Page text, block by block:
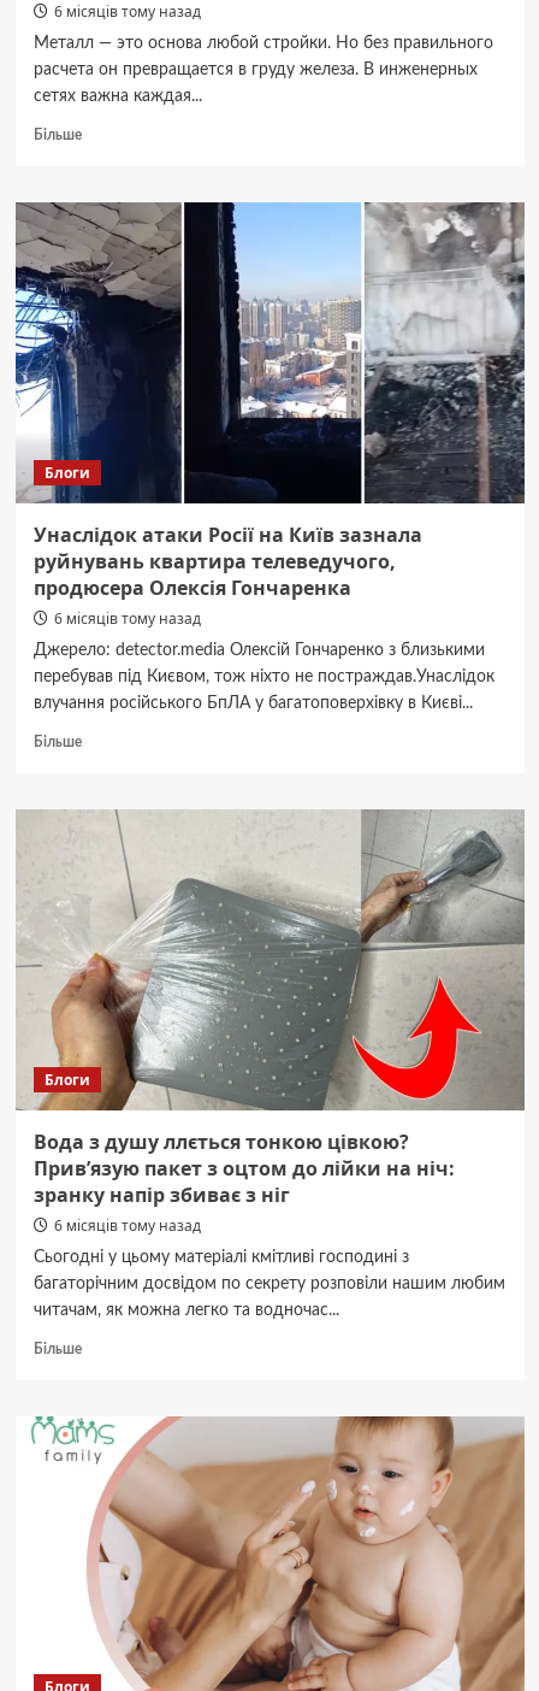
6 місяців тому назад
Металл — это основа любой стройки. Но без правильного
расчета он превращается в груду железа. В инженерных
сетях важна каждая...
БільшеДокладніше
труба
50
мм:
характеристики,
применение
и
советы
Блоги
Унаслідок атаки Росії на Київ зазнала
руйнувань квартира телеведучого,
продюсера Олексія Гончаренка
6 місяців тому назад
Джерело: detector.media Олексій Гончаренко з близькими
перебував під Києвом, тож ніхто не постраждав.Унаслідок
влучання російського БпЛА у багатоповерхівку в Києві...
БільшеДокладніше
атаки
зазнала
руйнувань
квартира
телеведучого,
продюсера
Олексія
Гончаренка
Блоги
Вода з душу ллється тонкою цівкою?
Прив’язую пакет з оцтом до лійки на ніч:
зранку напір збиває з ніг
6 місяців тому назад
Сьогодні у цьому матеріалі кмітливі господині з
багаторічним досвідом по секрету розповіли нашим любим
читачам, як можна легко та водночас...
БільшеДокладніше
душу
ллється
тонкою
цівкою?
Прив’язую
пакет
оцтом
до
лійки
Блоги